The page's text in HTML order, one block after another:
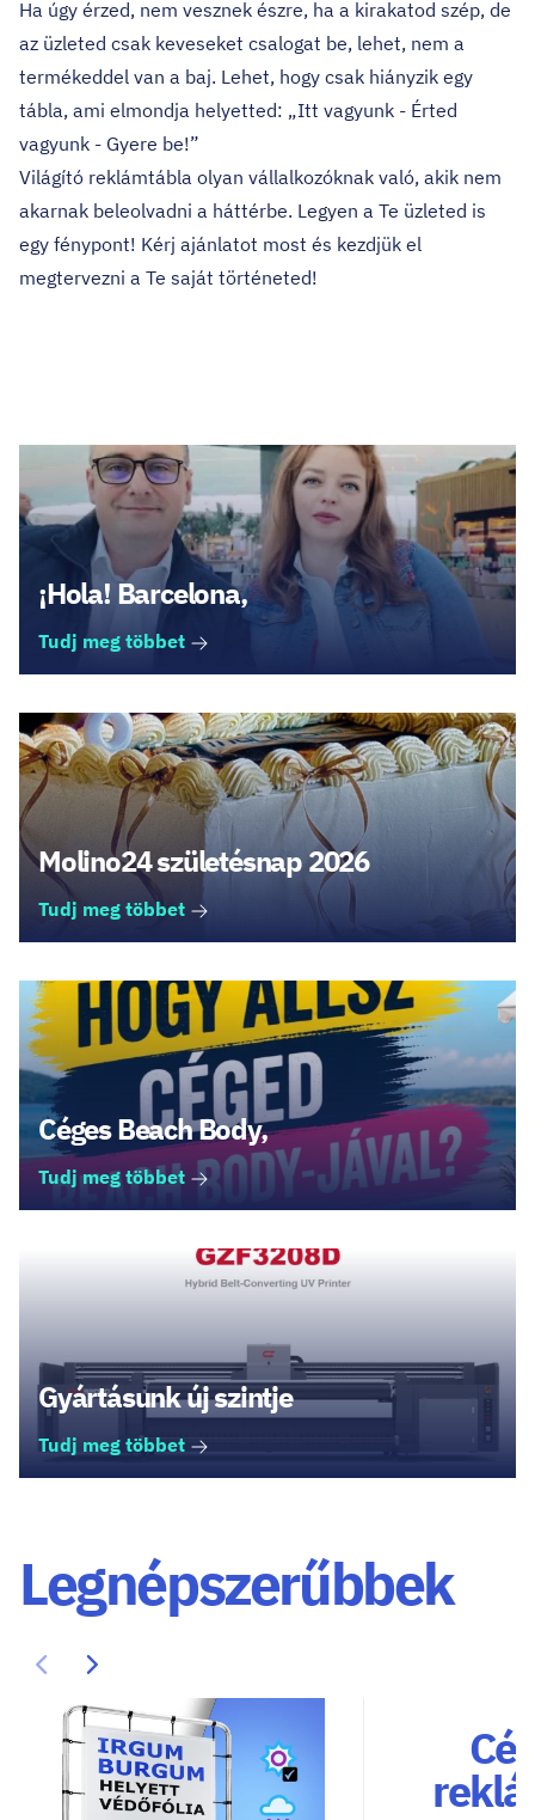
Ha úgy érzed, nem vesznek észre, ha a kirakatod szép, de
az üzleted csak keveseket csalogat be, lehet, nem a
termékeddel van a baj. Lehet, hogy csak hiányzik egy
tábla, ami elmondja helyetted: „Itt vagyunk - Érted
vagyunk - Gyere be!”
Világító reklámtábla olyan vállalkozóknak való, akik nem
akarnak beleolvadni a háttérbe. Legyen a Te üzleted is
egy fénypont! Kérj ajánlatot most és kezdjük el
megtervezni a Te saját történeted!
¡Hola! Barcelona,
Tudj meg többet
Molino24 születésnap 2026
Tudj meg többet
Céges Beach Body,
Tudj meg többet
Gyártásunk új szintje
Tudj meg többet
Legnépszerűbbek